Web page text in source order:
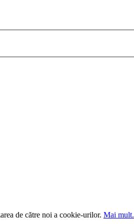
de către noi a cookie-urilor. Mai mult.